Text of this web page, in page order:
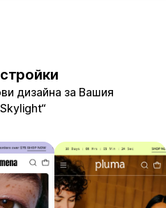
дизайна за Вашия